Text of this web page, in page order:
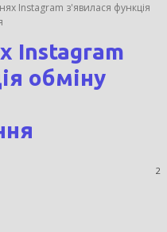
Instagram з'явилася функція
Instagram
обміну
2